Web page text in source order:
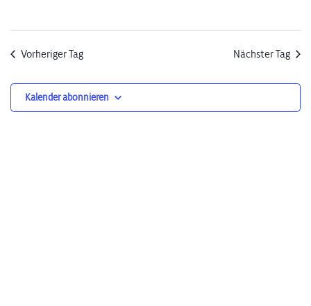
Vorheriger Tag Nächster Tag
Kalender abonnieren